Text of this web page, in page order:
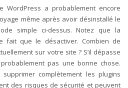
WordPress a probablement encore
même après avoir désinstallé le
simple ci-dessus. Notez que la
fait que le désactiver. Combien de
sur votre site ? S’il dépasse
pas une bonne chose.
complètement les plugins
des risques de sécurité et peuvent